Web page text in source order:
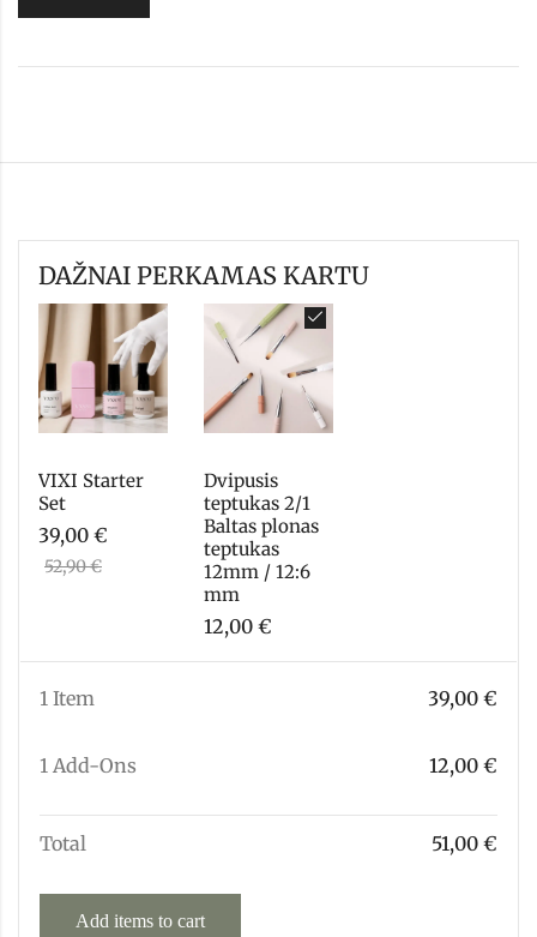
DAŽNAI PERKAMAS KARTU
VIXI Starter
Set
39,00 €
52,90€
Dvipusis
teptukas 2/1
Baltas plonas
teptukas
12mm / 12:6
mm
12,00 €
1 Item 39,00 €
1 Add-Ons 12,00 €
Total 51,00 €
Add items to cart